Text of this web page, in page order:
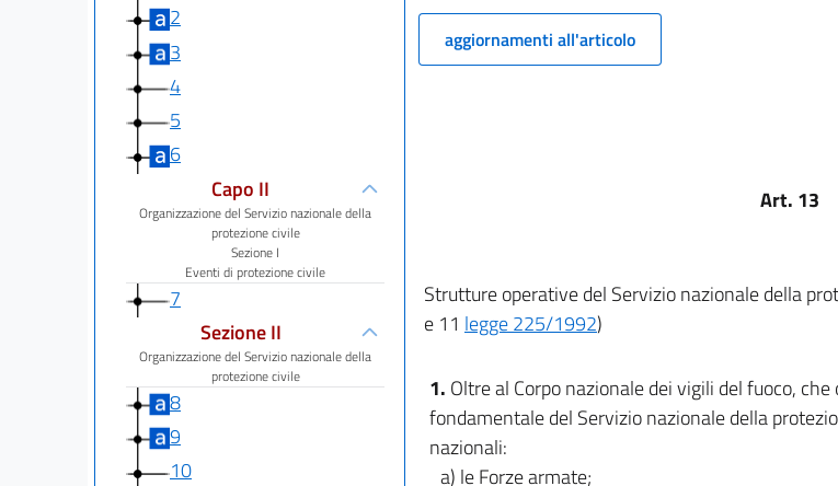
2
3
4
5
6
Capo II
Organizzazione del Servizio nazionale della
protezione civile
Sezione I
Eventi di protezione civile
7
Sezione II
Organizzazione del Servizio nazionale della
protezione civile
8
9
10
aggiornamenti all'articolo
Art. 13
Strutture operative del Servizio nazionale della
e 11 legge 225/1992)
1. Oltre al Corpo nazionale dei vigili del fuoco,
fondamentale del Servizio nazionale della
nazionali:
a) le Forze armate;